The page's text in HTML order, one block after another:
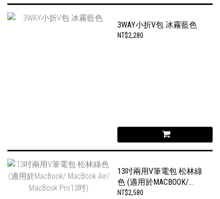
3WAY小折V包 冰霧藍色
NT$2,280
13吋兩用V筆電包 松林綠
色 (適用於MACBOOK/
MACBOOK AIR/ MACBOOK
NT$2,580